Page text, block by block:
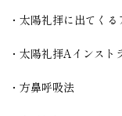
・太陽礼拝に出てく
・太陽礼拝Aインス
・方鼻呼吸法